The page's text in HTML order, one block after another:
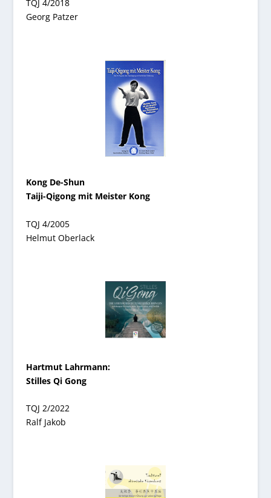
TQJ 4/2018
Georg Patzer
Kong De-Shun
Taiji-Qigong mit Meister Kong
TQJ 4/2005
Helmut Oberlack
Hartmut Lahrmann:
Stilles Qi Gong
TQJ 2/2022
Ralf Jakob